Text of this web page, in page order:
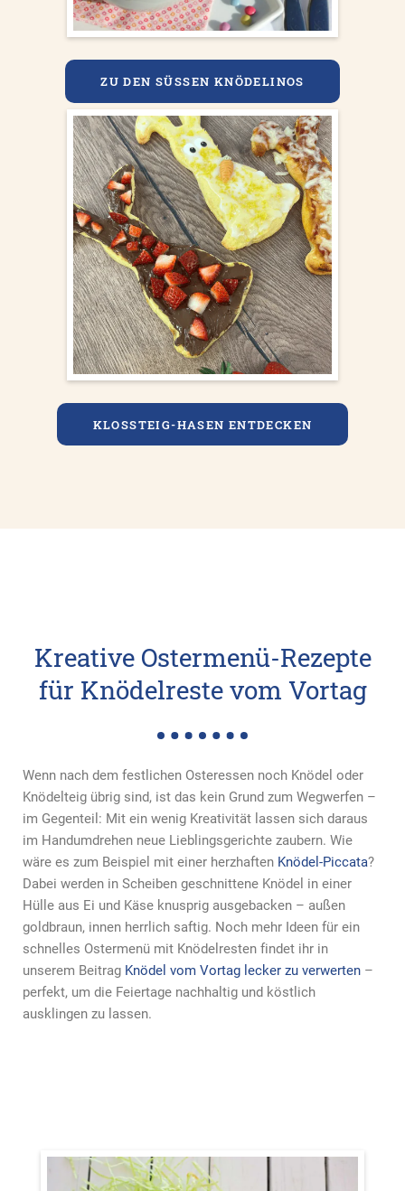
ZU DEN SÜSSEN KNÖDELINOS
KLOSSTEIG-HASEN ENTDECKEN
Kreative Ostermenü-Rezepte
für Knödelreste vom Vortag
Wenn nach dem festlichen Osteressen noch Knödel oder
Knödelteig übrig sind, ist das kein Grund zum Wegwerfen –
im Gegenteil: Mit ein wenig Kreativität lassen sich daraus
im Handumdrehen neue Lieblingsgerichte zaubern. Wie
wäre es zum Beispiel mit einer herzhaften Knödel-Piccata?
Dabei werden in Scheiben geschnittene Knödel in einer
Hülle aus Ei und Käse knusprig ausgebacken – außen
goldbraun, innen herrlich saftig. Noch mehr Ideen für ein
schnelles Ostermenü mit Knödelresten findet ihr in
unserem Beitrag Knödel vom Vortag lecker zu verwerten –
perfekt, um die Feiertage nachhaltig und köstlich
ausklingen zu lassen.